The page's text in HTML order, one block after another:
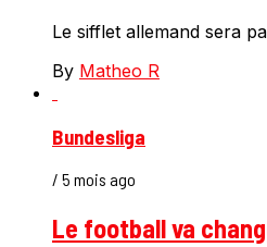
Le sifflet allemand sera
By Matheo R
Bundesliga
/ 5 mois ago
Le football va